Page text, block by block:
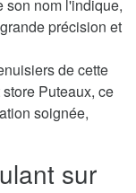
son nom l'indique,
précision et
de cette
Puteaux, ce
soignée,
sur